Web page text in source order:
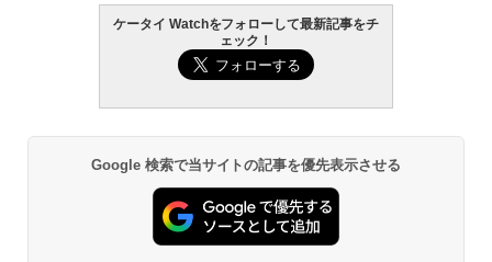
ケータイ Watchをフォローして最新記事をチ
ェック！
Google 検索で当サイトの記事を優先表示させる